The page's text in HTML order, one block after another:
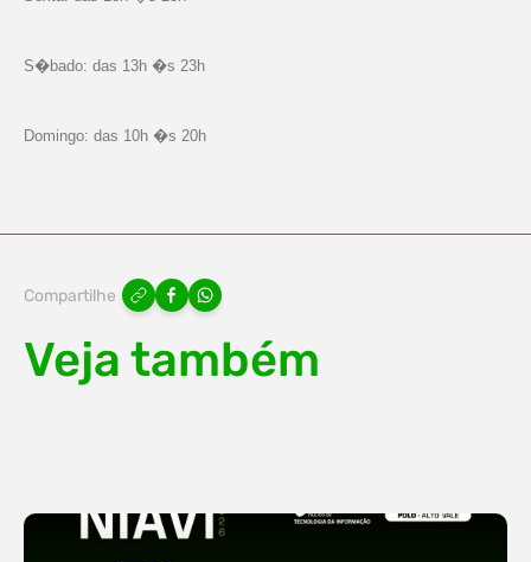
S�bado: das 13h �s 23h
Domingo: das 10h �s 20h
Compartilhe
Veja também